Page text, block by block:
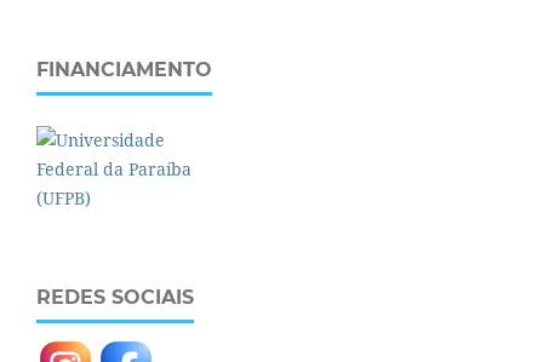
FINANCIAMENTO
REDES SOCIAIS